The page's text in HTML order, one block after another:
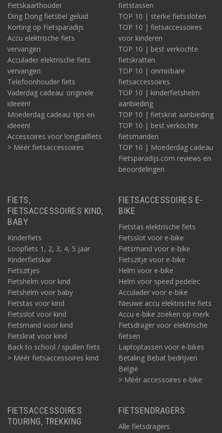
Fietskaarthouder
Ding Dong fietsbel geluid
Korting op Fietsparadijs
Accu elektrische fiets
vervangen
Acculader elektrische fiets
vervangen
Telefoonhouder fiets
Vaderdag cadeau: originele
ideeën!
Moederdag cadeau: tips en
ideeën!
Accessoires voor longtailfiets
> Méér fietsaccessoires
fietstassen
TOP 10 | sterke fietssloten
TOP 10 | fietsaccessoires
voor kinderen
TOP 10 | best verkochte
fietskratten
TOP 10 | onmisbare
fietsaccessoires
TOP 10 | kinderfietshelm
aanbieding
TOP 10 | fietskrat aanbieding
TOP 10 | best verkochte
fietsmanden
TOP 10 | Moederdag cadeau
Fietsparadijs.com reviews en
beoordelingen
FIETS,
FIETSACCESSOIRES KIND,
BABY
Kinderfiets
Loopfiets 1, 2, 3, 4, 5 jaar
Kinderfietskar
Fietszitjes
Fietshelm voor kind
Fietshelm voor baby
Fietstas voor kind
Fietsslot voor kind
Fietsmand voor kind
Fietskrat voor kind
Back to school / spullen fiets
> Méér fietsaccessoires kind
FIETSACCESSOIRES E-
BIKE
Fietstas elektrische fiets
Fietsslot voor e-bike
Fietsmand voor e-bike
Fietszitje voor e-bike
Helm voor e-bike
Helm voor speed pedelec
Acculader voor e-bike
Nieuwe accu elektrische fiets
Accu e-bike zoeken op merk
Fietsdrager voor elektrische
fietsen
Laptoptassen voor e-bikes
Betaling Bebat bedrijven
België
> Méér accessoires e-bike
FIETSACCESSOIRES
TOURING, TREKKING
FIETSENDRAGERS
Alle fietsdragers